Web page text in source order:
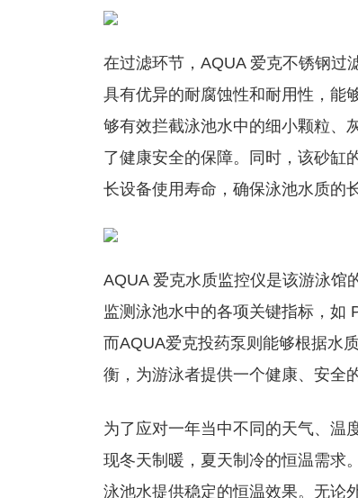
在过滤环节，AQUA 爱克不锈钢过
具有优异的耐腐蚀性和耐用性，能
够有效拦截泳池水中的细小颗粒、
了健康安全的保障。同时，该砂缸
长设备使用寿命，确保泳池水质的
AQUA 爱克水质监控仪是该游泳馆
监测泳池水中的各项关键指标，如
而AQUA爱克投药泵则能够根据水
衡，为游泳者提供一个健康、安全
为了应对一年当中不同的天气、温
现冬天制暖，夏天制冷的恒温需求
泳池水提供稳定的恒温效果。无论